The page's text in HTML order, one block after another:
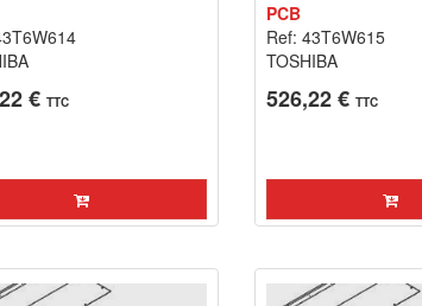
€ TTC
PCB
Ref: 43T6W615
TOSHIBA
526,22 € TTC